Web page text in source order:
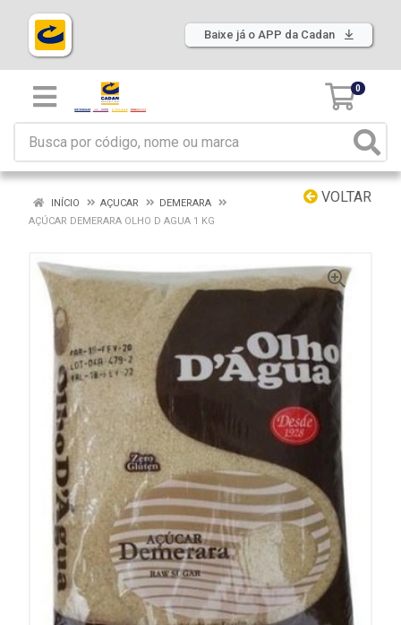
Baixe já o APP da Cadan
0
VOLTAR
INÍCIO AÇUCAR
DEMERARA
AÇÚCAR DEMERARA OLHO D AGUA 1 KG